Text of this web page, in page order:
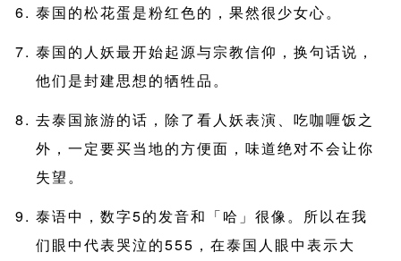
泰国的松花蛋是粉红色的，果然很少女心。
泰国的人妖最开始起源与宗教信仰，换句话说，
他们是封建思想的牺牲品。
去泰国旅游的话，除了看人妖表演、吃咖喱饭之
外，一定要买当地的方便面，味道绝对不会让你
失望。
泰语中，数字5的发音和「哈」很像。所以在我
们眼中代表哭泣的555，在泰国人眼中表示大